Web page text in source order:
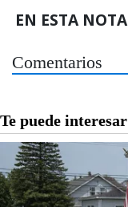
EN ESTA NOTA
Comentarios